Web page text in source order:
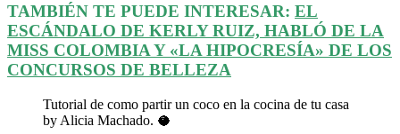
TAMBIÉN TE PUEDE INTERESAR: EL
ESCÁNDALO DE KERLY RUIZ, HABLÓ DE LA
MISS COLOMBIA Y «LA HIPOCRESÍA» DE LOS
CONCURSOS DE BELLEZA
Tutorial de como partir un coco en la cocina de tu casa
by Alicia Machado. 🥥